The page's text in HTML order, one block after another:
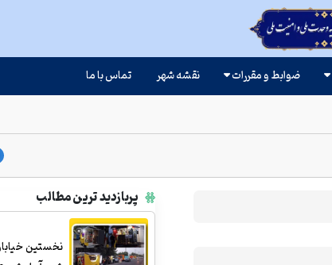
ضوابط و مقررات نقشه شهر تماس با ما
پربازدید ترین مطالب
نخستین